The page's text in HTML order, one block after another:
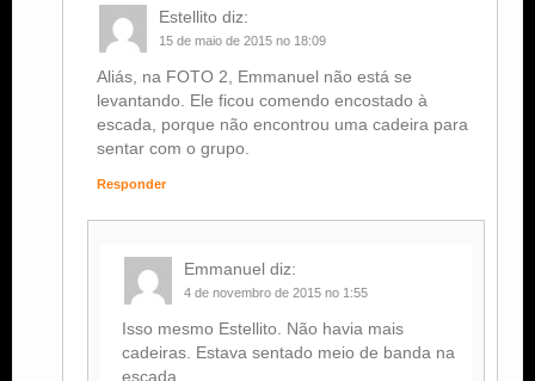
Estellito diz:
15 de maio de 2015 no 18:09
Aliás, na FOTO 2, Emmanuel não está se
levantando. Ele ficou comendo encostado à
escada, porque não encontrou uma cadeira para
sentar com o grupo.
Responder
Emmanuel diz:
4 de novembro de 2015 no 1:55
Isso mesmo Estellito. Não havia mais
cadeiras. Estava sentado meio de banda na
escada.